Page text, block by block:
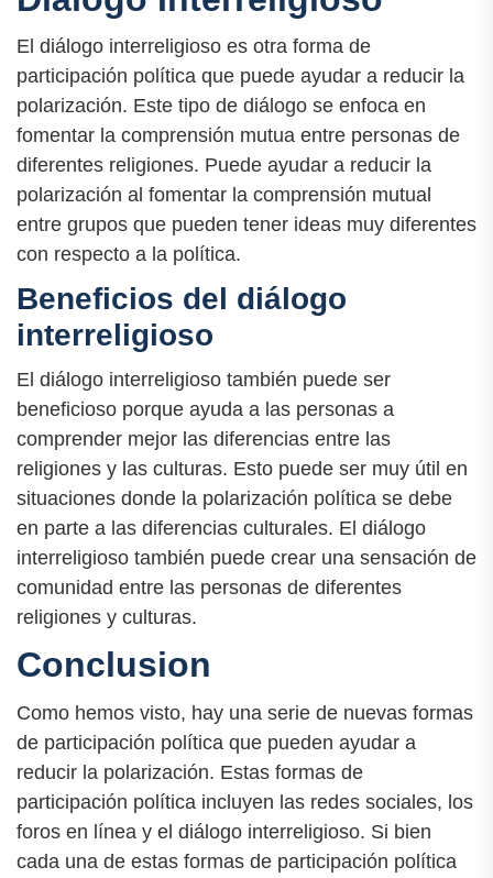
El diálogo interreligioso es otra forma de
participación política que puede ayudar a reducir la
polarización. Este tipo de diálogo se enfoca en
fomentar la comprensión mutua entre personas de
diferentes religiones. Puede ayudar a reducir la
polarización al fomentar la comprensión mutual
entre grupos que pueden tener ideas muy diferentes
con respecto a la política.
Beneficios del diálogo
interreligioso
El diálogo interreligioso también puede ser
beneficioso porque ayuda a las personas a
comprender mejor las diferencias entre las
religiones y las culturas. Esto puede ser muy útil en
situaciones donde la polarización política se debe
en parte a las diferencias culturales. El diálogo
interreligioso también puede crear una sensación de
comunidad entre las personas de diferentes
religiones y culturas.
Conclusion
Como hemos visto, hay una serie de nuevas formas
de participación política que pueden ayudar a
reducir la polarización. Estas formas de
participación política incluyen las redes sociales, los
foros en línea y el diálogo interreligioso. Si bien
cada una de estas formas de participación política